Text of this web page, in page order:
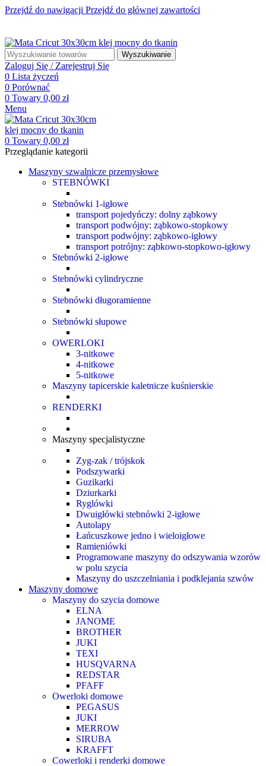
Przejdź do nawigacji Przejdź do głównej zawartości
Wyszukiwanie
Zaloguj Się / Zarejestruj Się
0 Lista życzeń
0 Porównać
0 Towary 0,00 zł
Menu
0 Towary 0,00 zł
Przeglądanie kategorii
Maszyny szwalnicze przemysłowe
STEBNÓWKI
Stebnówki 1-igłowe
transport pojedyńczy: dolny ząbkowy
transport podwójny: ząbkowo-stopkowy
transport podwójny: ząbkowo-igłowy
transport potrójny: ząbkowo-stopkowo-igłowy
Stebnówki 2-igłowe
Stebnówki cylindryczne
Stebnówki długoramienne
Stebnówki słupowe
OWERLOKI
3-nitkowe
4-nitkowe
5-nitkowe
Maszyny tapicerskie kaletnicze kuśnierskie
RENDERKI
Maszyny specjalistyczne
Zyg-zak / trójskok
Podszywarki
Guzikarki
Dziurkarki
Ryglówki
Dwuigłówki stebnówki 2-igłowe
Autolapy
Łańcuszkowe jedno i wieloigłowe
Ramieniówki
Programowane maszyny do odszywania wzorów
w polu szycia
Maszyny do uszczelniania i podklejania szwów
Maszyny domowe
Maszyny do szycia domowe
ELNA
JANOME
BROTHER
JUKI
TEXI
HUSQVARNA
REDSTAR
PFAFF
Owerloki domowe
PEGASUS
JUKI
MERROW
SIRUBA
KRAFFT
Cowerloki i renderki domowe